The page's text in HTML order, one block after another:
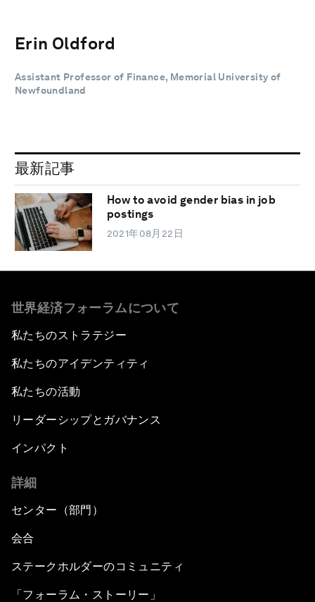
Erin Oldford
Assistant Professor of Finance, Memorial University of
Newfoundland
最新記事
How to avoid gender bias in job
postings
2021年08月22日
世界経済フォーラムについて
私たちのストラテジー
私たちのアイデンティティ
私たちの活動
リーダーシップとガバナンス
インパクト
詳細
センター（部門）
会合
ステークホルダーのコミュニティ
「フォーラム・ストーリー」